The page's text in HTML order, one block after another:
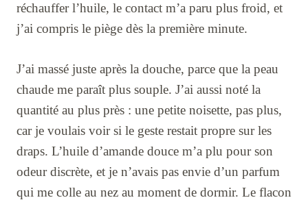
réchauffer l’huile, le contact m’a paru plus froid, et
j’ai compris le piège dès la première minute.
J’ai massé juste après la douche, parce que la peau
chaude me paraît plus souple. J’ai aussi noté la
quantité au plus près : une petite noisette, pas plus,
car je voulais voir si le geste restait propre sur les
draps. L’huile d’amande douce m’a plu pour son
odeur discrète, et je n’avais pas envie d’un parfum
qui me colle au nez au moment de dormir. Le flacon